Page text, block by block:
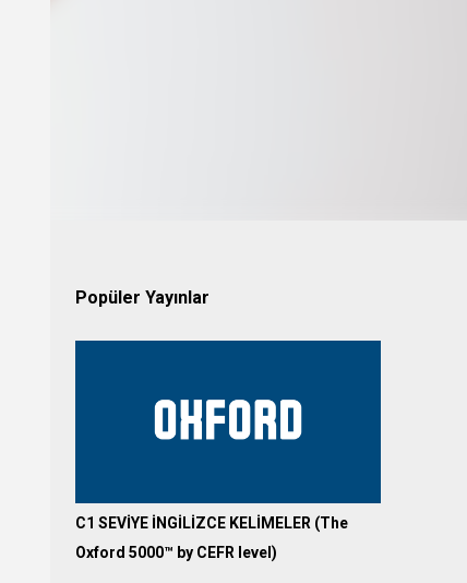
Popüler Yayınlar
C1 SEVİYE İNGİLİZCE KELİMELER (The
Oxford 5000™ by CEFR level)